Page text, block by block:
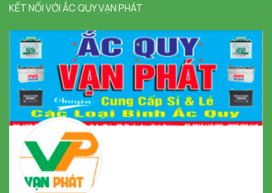
KẾT NỐI VỚI ẮC QUY VẠN PHÁT